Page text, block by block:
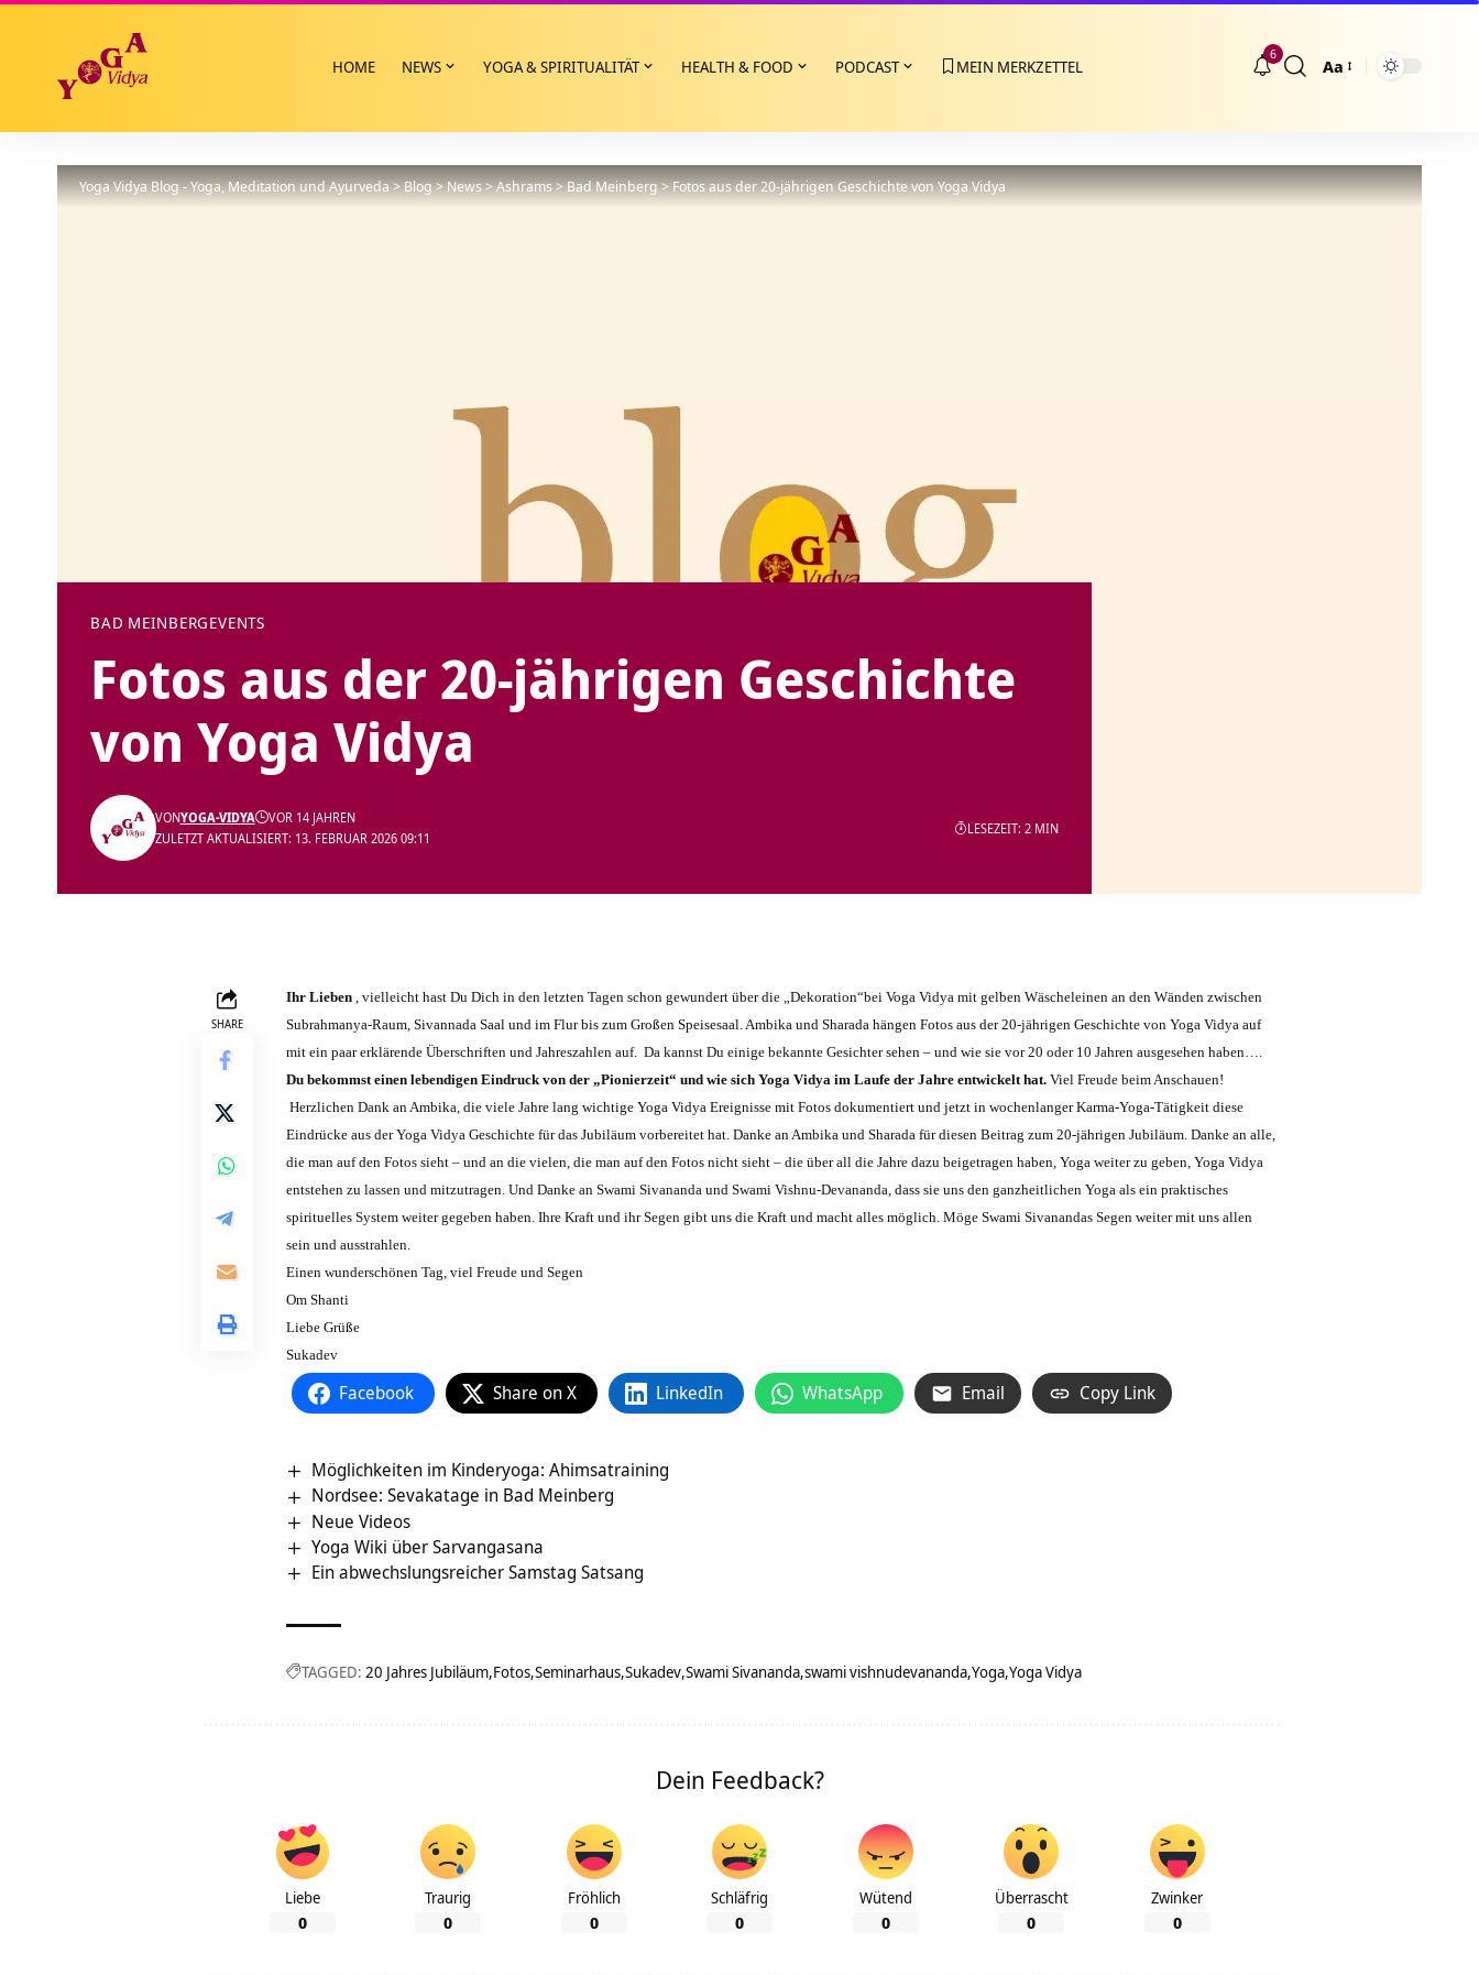
HOME NEWS YOGA & SPIRITUALITÄT HEALTH & FOOD PODCAST MEIN MERKZETTEL
6
Größenänderung
Aa
Yoga Vidya Blog - Yoga, Meditation und Ayurveda>Blog>News>Ashrams>Bad Meinberg>Fotos aus der 20-jährigen Geschichte von Yoga Vidya
BAD MEINBERGEVENTS
Fotos aus der 20-jährigen Geschichte
von Yoga Vidya
ZULETZT AKTUALISIERT: 13. FEBRUAR 2026 09:11
VONYOGA-VIDYA VOR 14 JAHREN
LESEZEIT: 2 MIN
SHARE
Ihr Lieben , vielleicht hast Du Dich in den letzten Tagen schon gewundert über die „Dekoration“bei Voga Vidya mit gelben Wäscheleinen an den Wänden zwischen
Subrahmanya-Raum, Sivannada Saal und im Flur bis zum Großen Speisesaal. Ambika und Sharada hängen Fotos aus der 20-jährigen Geschichte von Yoga Vidya auf
mit ein paar erklärende Überschriften und Jahreszahlen auf. Da kannst Du einige bekannte Gesichter sehen – und wie sie vor 20 oder 10 Jahren ausgesehen haben….
Du bekommst einen lebendigen Eindruck von der „Pionierzeit“ und wie sich Yoga Vidya im Laufe der Jahre entwickelt hat. Viel Freude beim Anschauen!
Herzlichen Dank an Ambika, die viele Jahre lang wichtige Yoga Vidya Ereignisse mit Fotos dokumentiert und jetzt in wochenlanger Karma-Yoga-Tätigkeit diese
Eindrücke aus der Yoga Vidya Geschichte für das Jubiläum vorbereitet hat. Danke an Ambika und Sharada für diesen Beitrag zum 20-jährigen Jubiläum. Danke an alle,
die man auf den Fotos sieht – und an die vielen, die man auf den Fotos nicht sieht – die über all die Jahre dazu beigetragen haben, Yoga weiter zu geben, Yoga Vidya
entstehen zu lassen und mitzutragen. Und Danke an Swami Sivananda und Swami Vishnu-Devananda, dass sie uns den ganzheitlichen Yoga als ein praktisches
spirituelles System weiter gegeben haben. Ihre Kraft und ihr Segen gibt uns die Kraft und macht alles möglich. Möge Swami Sivanandas Segen weiter mit uns allen
sein und ausstrahlen.
Einen wunderschönen Tag, viel Freude und Segen
Om Shanti
Liebe Grüße
Sukadev
Facebook Share on X LinkedIn WhatsApp Email Copy Link
Möglichkeiten im Kinderyoga: Ahimsatraining
Nordsee: Sevakatage in Bad Meinberg
Neue Videos
Yoga Wiki über Sarvangasana
Ein abwechslungsreicher Samstag Satsang
TAGGED: 20 Jahres Jubiläum Fotos Seminarhaus Sukadev Swami Sivananda swami vishnudevananda Yoga Yoga Vidya
Dein Feedback?
Liebe
0
Traurig
0
Fröhlich
0
Schläfrig
0
Wütend
0
Überrascht
0
Zwinker
0